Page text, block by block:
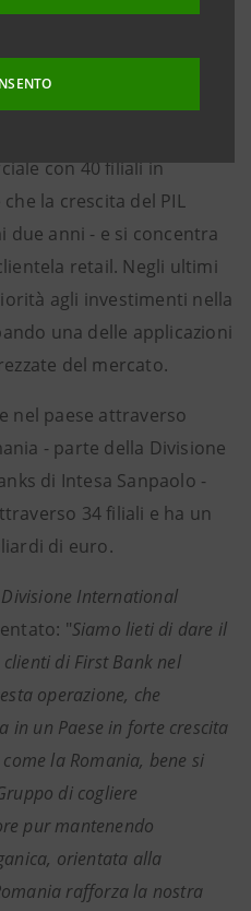
del 2024, in attesa
di regolamentazione
con 40 filiali in
la crescita del PIL
due anni - e si concentra
retail. Negli ultimi
agli investimenti nella
una delle applicazioni
del mercato.
nel paese attraverso
- parte della Divisione
di Intesa Sanpaolo -
34 filiali e ha un
di euro.
International
"Siamo lieti di dare il
di First Bank nel
operazione, che
in un Paese in forte crescita
la Romania, bene si
di cogliere
pur mantenendo
orientata alla
rafforza la nostra